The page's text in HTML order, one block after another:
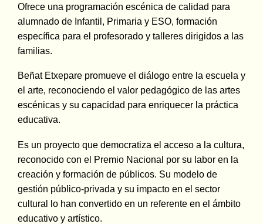
Ofrece una programación escénica de calidad para
alumnado de Infantil, Primaria y ESO, formación
específica para el profesorado y talleres dirigidos a las
familias.
Beñat Etxepare promueve el diálogo entre la escuela y
el arte, reconociendo el valor pedagógico de las artes
escénicas y su capacidad para enriquecer la práctica
educativa.
Es un proyecto que democratiza el acceso a la cultura,
reconocido con el Premio Nacional por su labor en la
creación y formación de públicos. Su modelo de
gestión público-privada y su impacto en el sector
cultural lo han convertido en un referente en el ámbito
educativo y artístico.